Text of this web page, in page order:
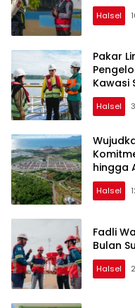
Halsel
Pakar
Kawasi
Halsel
hingga
Halsel
Fadli
Bulan
Halsel